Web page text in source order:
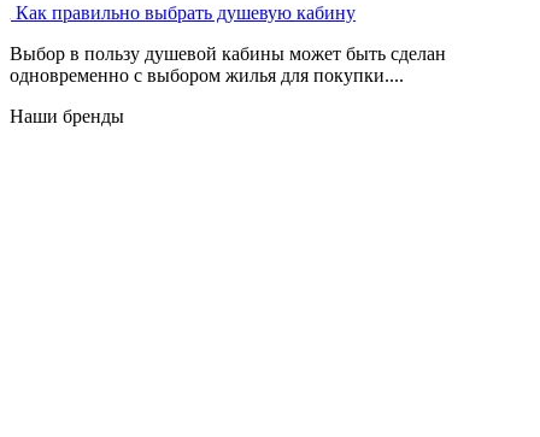
Как правильно выбрать душевую кабину
Выбор в пользу душевой кабины может быть сделан
одновременно с выбором жилья для покупки....
Наши бренды